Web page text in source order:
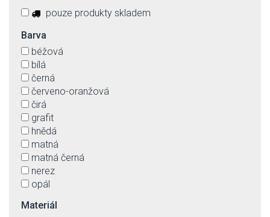
pouze produkty skladem
Barva
béžová
bílá
černá
červeno-oranžová
čirá
grafit
hnědá
matná
matná černá
nerez
opál
růžová
Materiál